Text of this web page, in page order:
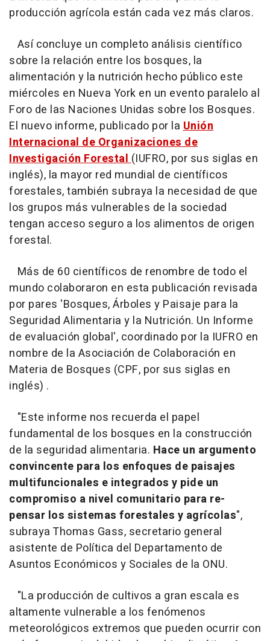
producción agrícola están cada vez más claros.
Así concluye un completo análisis científico
sobre la relación entre los bosques, la
alimentación y la nutrición hecho público este
miércoles en Nueva York en un evento paralelo al
Foro de las Naciones Unidas sobre los Bosques.
El nuevo informe, publicado por laUnión
Internacional de Organizaciones de
Investigación Forestal(IUFRO, por sus siglas en
inglés), la mayor red mundial de científicos
forestales, también subraya la necesidad de que
los grupos más vulnerables de la sociedad
tengan acceso seguro a los alimentos de origen
forestal.
Más de 60 científicos de renombre de todo el
mundo colaboraron en esta publicación revisada
por pares 'Bosques, Árboles y Paisaje para la
Seguridad Alimentaria y la Nutrición. Un Informe
de evaluación global', coordinado por la IUFRO en
nombre de la Asociación de Colaboración en
Materia de Bosques (CPF, por sus siglas en
inglés) .
"Este informe nos recuerda el papel
fundamental de los bosques en la construcción
de la seguridad alimentaria. Hace un argumento
convincente para los enfoques de paisajes
multifuncionales e integrados y pide un
compromiso a nivel comunitario para re-
pensar los sistemas forestales y agrícolas",
subraya Thomas Gass, secretario general
asistente de Política del Departamento de
Asuntos Económicos y Sociales de la ONU.
"La producción de cultivos a gran escala es
altamente vulnerable a los fenómenos
meteorológicos extremos que pueden ocurrir con